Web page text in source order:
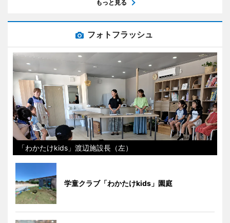
もっと見る
フォトフラッシュ
「わかたけkids」渡辺施設長（左）
学童クラブ「わかたけkids」園庭